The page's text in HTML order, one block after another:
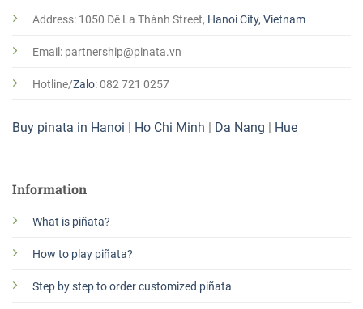
Information
What is piñata?
How to play piñata?
Step by step to order customized piñata
Address: 1050 Đê La Thành Street, Hanoi City, Vietnam
Email: partnership@pinata.vn
Hotline/Zalo: 082 721 0257
Buy pinata in Hanoi | Ho Chi Minh | Da Nang | Hue